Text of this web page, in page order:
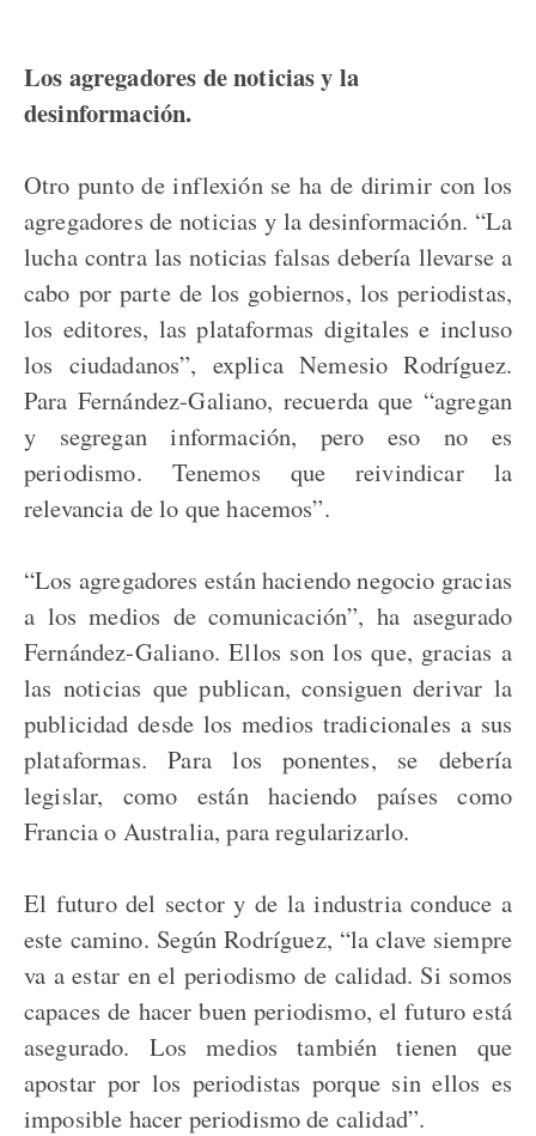
Los agregadores de noticias y la
desinformación.
Otro punto de inflexión se ha de dirimir con los
agregadores de noticias y la desinformación. “La
lucha contra las noticias falsas debería llevarse a
cabo por parte de los gobiernos, los periodistas,
los editores, las plataformas digitales e incluso
los ciudadanos”, explica Nemesio Rodríguez.
Para Fernández-Galiano, recuerda que “agregan
y segregan información, pero eso no es
periodismo. Tenemos que reivindicar la
relevancia de lo que hacemos”.
“Los agregadores están haciendo negocio gracias
a los medios de comunicación”, ha asegurado
Fernández-Galiano. Ellos son los que, gracias a
las noticias que publican, consiguen derivar la
publicidad desde los medios tradicionales a sus
plataformas. Para los ponentes, se debería
legislar, como están haciendo países como
Francia o Australia, para regularizarlo.
El futuro del sector y de la industria conduce a
este camino. Según Rodríguez, “la clave siempre
va a estar en el periodismo de calidad. Si somos
capaces de hacer buen periodismo, el futuro está
asegurado. Los medios también tienen que
apostar por los periodistas porque sin ellos es
imposible hacer periodismo de calidad”.